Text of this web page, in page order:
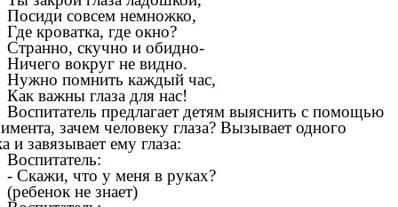
Посиди совсем немножко,
Где кроватка, где окно?
Странно, скучно и обидно-
Ничего вокруг не видно.
Нужно помнить каждый час,
Как важны глаза для нас!
Воспитатель предлагает детям выяснить с помощью
зачем человеку глаза? Вызывает одного
и завязывает ему глаза:
Воспитатель:
- Скажи, что у меня в руках?
(ребенок не знает)